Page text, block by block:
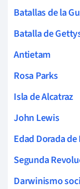
Batallas de la
Batalla de
Antietam
Rosa Parks
Isla de Alcatraz
John Lewis
Edad Dorada de
Segunda
Darwinismo